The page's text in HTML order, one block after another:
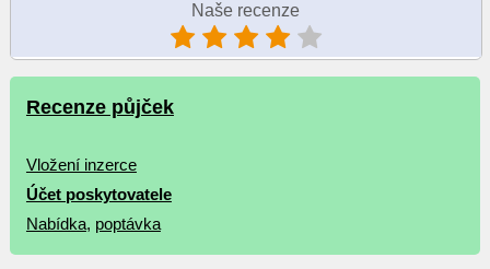
Naše recenze
Recenze půjček
Vložení inzerce
Účet poskytovatele
Nabídka, poptávka